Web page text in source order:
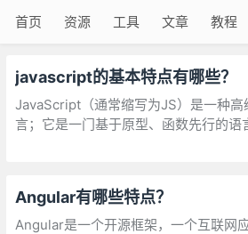
首页 资源 工具 文章 教程
javascript的基本特点有哪些？
JavaScript（通常缩写为JS）是一种高
言；它是一门基于原型、函数先行的语
言，它支持面向对象编程，命令式编
Angular有哪些特点？
Angular是一个开源框架，一个互联网